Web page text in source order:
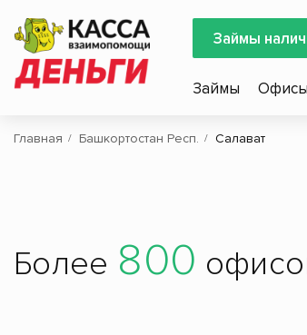
Займы
Займы Офисы
Главная Башкортостан Респ. Салават
Более 800